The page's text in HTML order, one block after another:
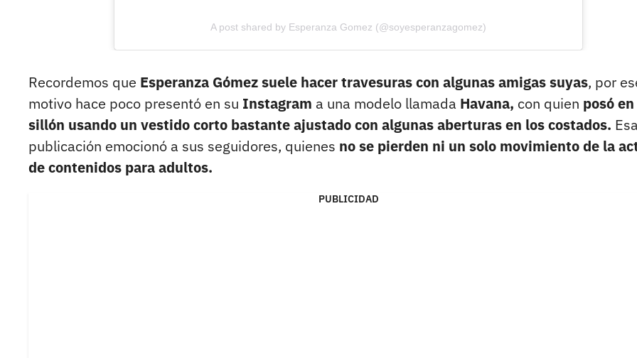
A post shared by Esperanza Gomez (@soyesperanzagomez)
Recordemos que Esperanza Gómez suele hacer travesuras con algunas amigas suyas, por
motivo hace poco presentó en su Instagram a una modelo llamada Havana, con quien posó
sillón usando un vestido corto bastante ajustado con algunas aberturas en los costados. Esa
publicación emocionó a sus seguidores, quienes no se pierden ni un solo movimiento de la
de contenidos para adultos.
PUBLICIDAD